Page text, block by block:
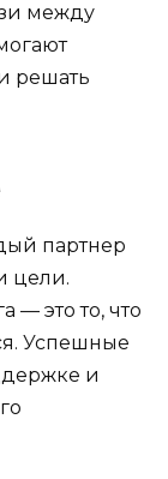
между
решать
партнер
цели.
— это то, что
Успешные
и